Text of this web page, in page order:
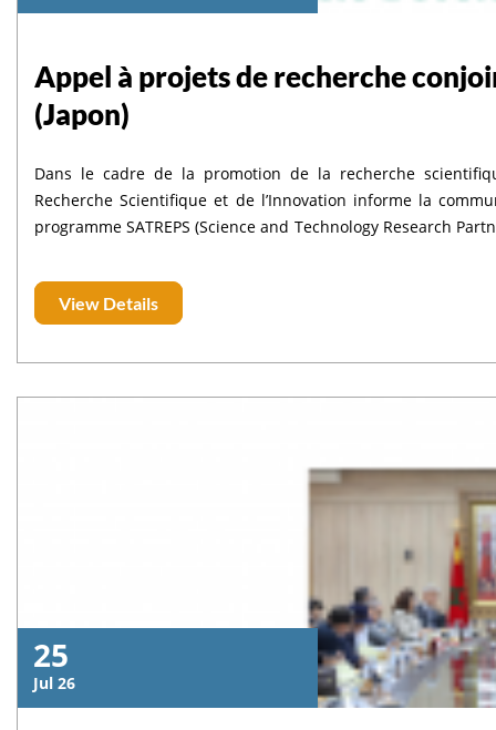
Appel à projets de recherche
(Japon)
Dans le cadre de la promotion de la recherche
Recherche Scientifique et de l’Innovation informe la
programme SATREPS (Science and Technology Research
View Details
25
Jul 26